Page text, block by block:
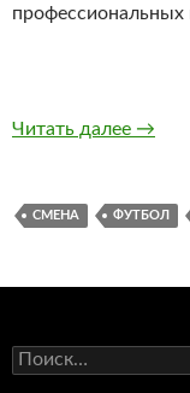
профессиональных
Читать далее →
СМЕНА ФУТБОЛ
Н
а